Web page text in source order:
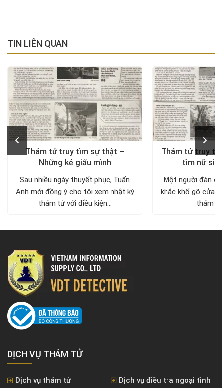
TIN LIÊN QUAN
Thám tử truy tìm sự thật –
Những kẻ giấu mình
Sau nhiều ngày thuyết phục, Tuấn
Anh mới đồng ý cho tôi xem nhật ký
thám tử với điều kiện...
Thám tử truy
tìm nữ
Một người đàn
khắc khổ gõ cửa
thám
DỊCH VỤ THÁM TỬ
Dịch vụ thám tử
Dịch vụ điều tra ngoại tình